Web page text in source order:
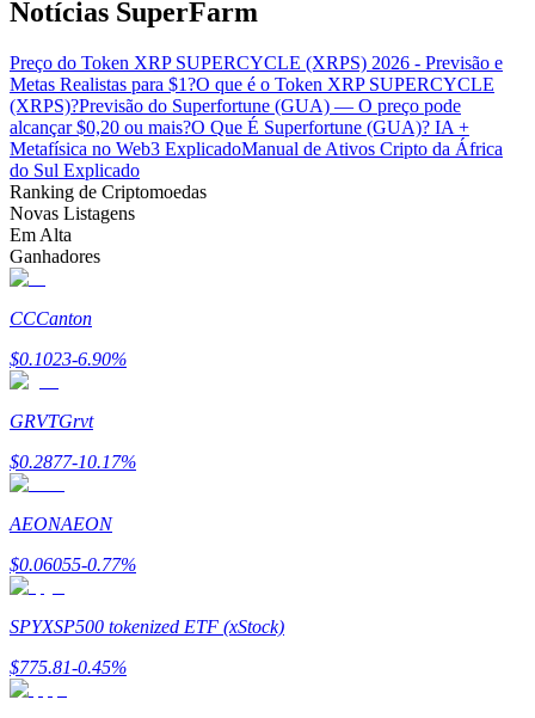
Afiliados Bitrue
Até 65% de comissões!
Indicação
Deposit CASHCAT & Win
Notícias SuperFarm
Preço do Token XRP SUPERCYCLE (XRPS) 2026 - Previsão e
Metas Realistas para $1?O que é o Token XRP SUPERCYCLE
(XRPS)?Previsão do Superfortune (GUA) — O preço pode
alcançar $0,20 ou mais?O Que É Superfortune (GUA)? IA +
Metafísica no Web3 ExplicadoManual de Ativos Cripto da África
do Sul Explicado
Ranking de Criptomoedas
Novas Listagens
Em Alta
Ganhadores
CCCanton
$0.1023-6.90%
GRVTGrvt
$0.2877-10.17%
AEONAEON
$0.06055-0.77%
SPYXSP500 tokenized ETF (xStock)
$775.81-0.45%